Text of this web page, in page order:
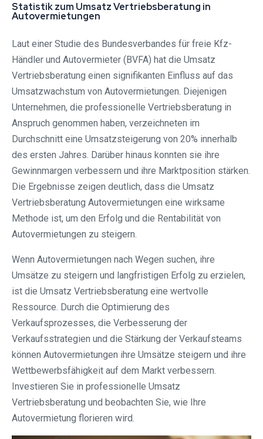
Statistik zum Umsatz Vertriebsberatung in
Autovermietungen
Laut einer Studie des Bundesverbandes für freie Kfz-
Händler und Autovermieter (BVFA) hat die Umsatz
Vertriebsberatung einen signifikanten Einfluss auf das
Umsatzwachstum von Autovermietungen. Diejenigen
Unternehmen, die professionelle Vertriebsberatung in
Anspruch genommen haben, verzeichneten im
Durchschnitt eine Umsatzsteigerung von 20% innerhalb
des ersten Jahres. Darüber hinaus konnten sie ihre
Gewinnmargen verbessern und ihre Marktposition stärken.
Die Ergebnisse zeigen deutlich, dass die Umsatz
Vertriebsberatung Autovermietungen eine wirksame
Methode ist, um den Erfolg und die Rentabilität von
Autovermietungen zu steigern.
Wenn Autovermietungen nach Wegen suchen, ihre
Umsätze zu steigern und langfristigen Erfolg zu erzielen,
ist die Umsatz Vertriebsberatung eine wertvolle
Ressource. Durch die Optimierung des
Verkaufsprozesses, die Verbesserung der
Verkaufsstrategien und die Stärkung der Verkaufsteams
können Autovermietungen ihre Umsätze steigern und ihre
Wettbewerbsfähigkeit auf dem Markt verbessern.
Investieren Sie in professionelle Umsatz
Vertriebsberatung und beobachten Sie, wie Ihre
Autovermietung florieren wird.